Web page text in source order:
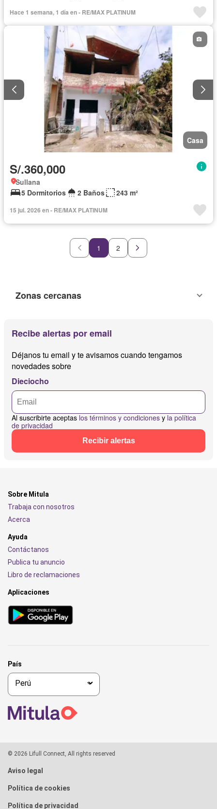
Hace 1 semana, 1 día en - RE/MAX PLATINUM
Casa
S/.360,000
Sullana
5 Dormitorios
2 Baños 243 m²
15 jul. 2026 en - RE/MAX PLATINUM
1 2
Zonas cercanas
Recibe alertas por email
Déjanos tu email y te avisamos cuando tengamos
novedades sobre
Dieciocho
Al suscribirte aceptas los términos y condiciones y la política
de privacidad
Recibir alertas
Sobre Mitula
Trabaja con nosotros
Acerca
Ayuda
Contáctanos
Publica tu anuncio
Libro de reclamaciones
Aplicaciones
País
© 2026 Lifull Connect, All rights reserved
Aviso legal
Política de cookies
Política de privacidad